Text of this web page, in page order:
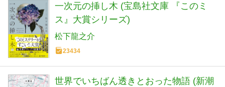
一次元の挿し木 (宝島社文庫 『このミ
ス』大賞シリーズ)
松下龍之介
23434
世界でいちばん透きとおった物語 (新潮